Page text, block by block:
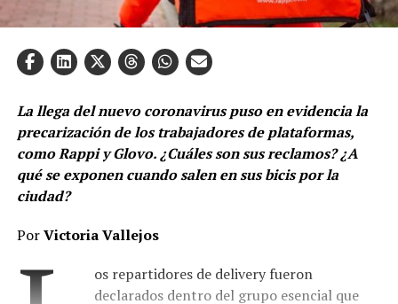
La llega del nuevo coronavirus puso en evidencia la
precarización de los trabajadores de plataformas,
como Rappi y Glovo. ¿Cuáles son sus reclamos? ¿A
qué se exponen cuando salen en sus bicis por la
ciudad?
PorVictoria Vallejos
os repartidores de delivery fueron
declarados dentro del grupo esencial que